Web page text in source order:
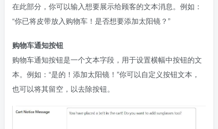
在此部分，你可以输入想要展示给顾客的文本消息。例如：
“你已将皮带放入购物车！是否想要添加太阳镜？”
购物车通知按钮
购物车通知按钮是一个文本字段，用于设置横幅中按钮的文
本。例如：“是的！添加太阳镜！”你可以自定义按钮文本，
也可以将其留空，以去除按钮。